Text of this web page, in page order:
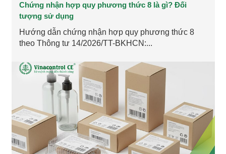
Chứng nhận hợp quy phương thức 8 là gì? Đối
tượng sử dụng
Hướng dẫn chứng nhận hợp quy phương thức 8
theo Thông tư 14/2026/TT-BKHCN:...